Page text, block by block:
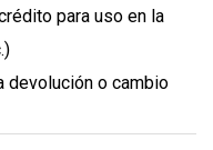
para uso en la
devolución o cambio